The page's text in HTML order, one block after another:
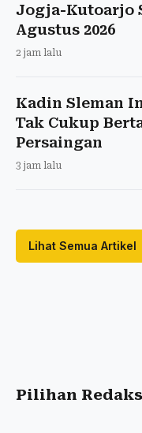
Jogja-Kutoarjo
Agustus 2026
2 jam lalu
Kadin Sleman
Tak Cukup
Persaingan
3 jam lalu
Lihat Semua Artikel
Pilihan